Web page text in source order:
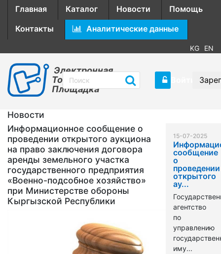
Главная Каталог Новости
Помощь
Контакты
Аналитические данные
KG EN
Электронная
Торговая
Площадка
Новости
Информационное сообщение о
проведении открытого аукциона
на право заключения договора
аренды земельного участка
государственного предприятия
«Военно-подсобное хозяйство»
при Министерстве обороны
Кыргызской Республики
15-07-2025
сообщение
о
проведении
открытого
ау...
агентство
по
управлению
иму...